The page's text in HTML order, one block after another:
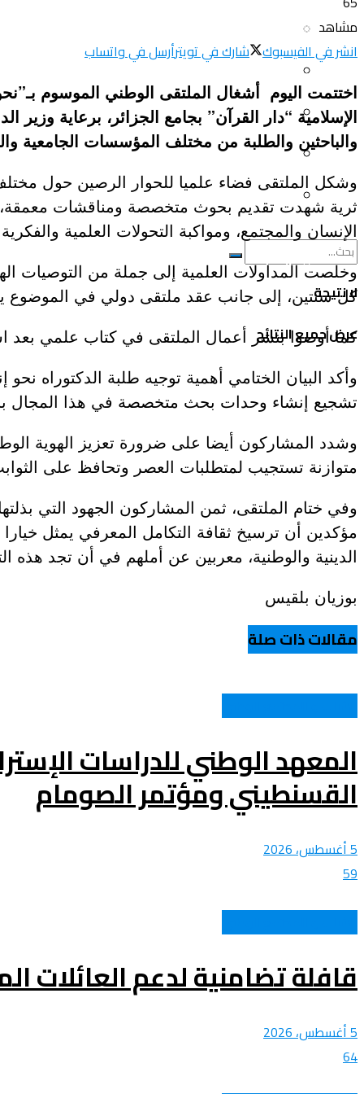
الصحة و الجمال
سيارات و دراجات
عروض و خدمات
لا نتيجة
عرض جميع النتائج
ثقافة و فنون
منوعات
اتصالات وتكنولوجيا
سياحة و أسفار
المرأة و البيت
الصحة و الجمال
سيارات و دراجات
عروض و خدمات
مشاهد
انشر في الفيسبوك شارك في تويترأرسل في واتساب
اختتمت اليوم أشغال الملتقى الوطني الموسوم بـ”نحو
الإسلامية “دار القرآن” بجامع الجزائر، برعاية
والباحثين والطلبة من مختلف المؤسسات الجامعية
وشكل الملتقى فضاء علميا للحوار الرصين حول
ثرية شهدت تقديم بحوث متخصصة ومناقشات معمقة،
الإنسان والمجتمع، ومواكبة التحولات العلمية
وخلصت المداولات العلمية إلى جملة من التوصيات
كل سنتين، إلى جانب عقد ملتقى دولي في الموضوع
كما أوصوا بنشر أعمال الملتقى في كتاب علمي بعد
وأكد البيان الختامي أهمية توجيه طلبة الدكتوراه
تشجيع إنشاء وحدات بحث متخصصة في هذا المجال
وشدد المشاركون أيضا على ضرورة تعزيز الهوية
متوازنة تستجيب لمتطلبات العصر وتحافظ على
وفي ختام الملتقى، ثمن المشاركون الجهود التي
مؤكدين أن ترسيخ ثقافة التكامل المعرفي يمثل
الدينية والوطنية، معربين عن أملهم في أن تجد هذه
بوزيان بلقيس
مقالات ذات صلة
المعهد الوطني للدراسات
القسنطيني ومؤتمر الصومام
5 أغسطس، 2026
59
قافلة تضامنية لدعم العائلات
5 أغسطس، 2026
64